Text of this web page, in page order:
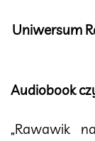
Uniwersum
Audiobook
„Rawawik